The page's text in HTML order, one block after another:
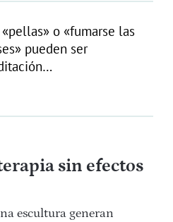
«pellas» o «fumarse las
pueden ser
sin efectos
escultura generan